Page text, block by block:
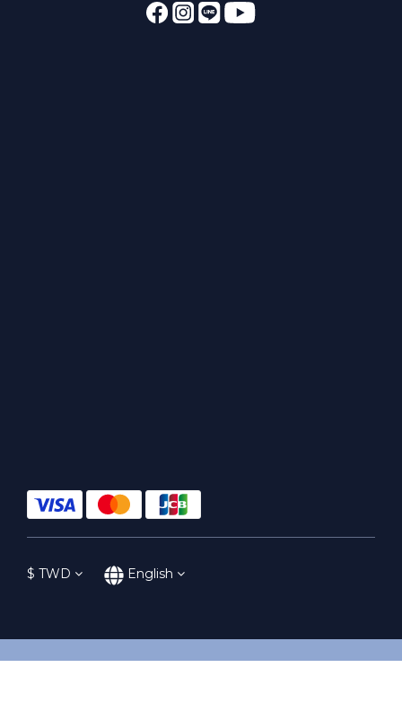
$ TWD English